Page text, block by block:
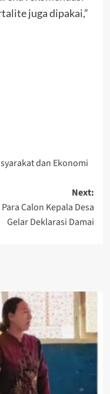
juga dipakai,”
dan Ekonomi
Next:
Calon Kepala Desa
Gelar Deklarasi Damai